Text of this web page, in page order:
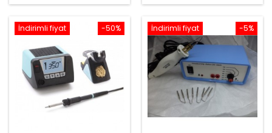
-50%
İndirimli fiyat -5%
İndirimli fiyat